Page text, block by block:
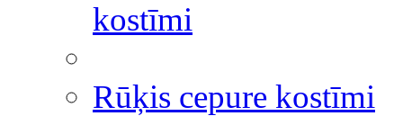
kostīmi
Rūķis cepure kostīmi